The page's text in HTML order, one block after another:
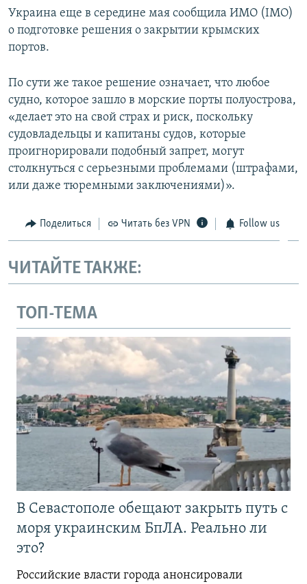
Все сайты RFE/RL
Украина еще в середине мая сообщила ИМО (IMO)
о подготовке решения о закрытии крымских
портов.
По сути же такое решение означает, что любое
судно, которое зашло в морские порты полуострова,
«делает это на свой страх и риск, поскольку
судовладельцы и капитаны судов, которые
проигнорировали подобный запрет, могут
столкнуться с серьезными проблемами (штрафами,
или даже тюремными заключениями)».
Поделиться Читать без VPN Follow us
ЧИТАЙТЕ ТАКЖЕ:
ТОП-ТЕМА
В Севастополе обещают закрыть путь с
моря украинским БпЛА. Реально ли
это?
Российские власти города анонсировали